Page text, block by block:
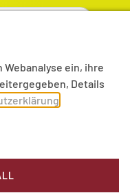
ein, ihre
Details